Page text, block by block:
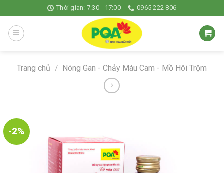
to
content
Thời gian: 7:30 - 17:00 0965 222 806
Trang chủ / Nóng Gan - Chảy Máu Cam - Mồ Hôi Trộm
-2%